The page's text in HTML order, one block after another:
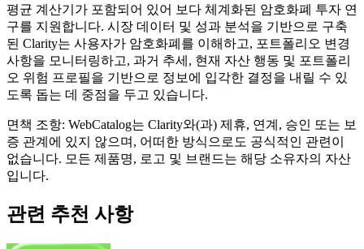
평균 계산기가 포함되어 있어 보다 체계화된 암호화폐 투자 연
구를 지원합니다. 시장 데이터 및 성과 분석을 기반으로 구축
된 Clarity는 사용자가 암호화폐를 이해하고, 포트폴리오 변경
사항을 모니터링하고, 과거 추세, 현재 자산 행동 및 포트폴리
오 위험 프로필을 기반으로 정보에 입각한 결정을 내릴 수 있
도록 돕는 데 중점을 두고 있습니다.
면책 조항: WebCatalog는 Clarity와(과) 제휴, 연계, 승인 또는 보
증 관계에 있지 않으며, 어떠한 방식으로도 공식적인 관련이
없습니다. 모든 제품명, 로고 및 브랜드는 해당 소유자의 자산
입니다.
관련 추천 사항